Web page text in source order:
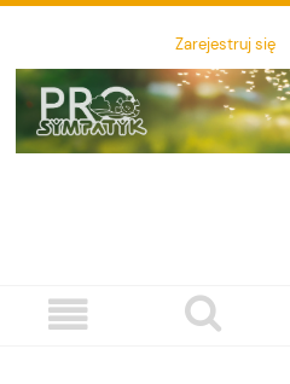
Zarejestruj się